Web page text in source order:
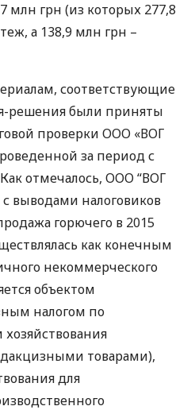
млн ​​грн (из которых 277,8
а 138,9 млн грн –
соответствующие
решения были приняты
проверки ООО «ВОГ
за период с
отмечалось, ООО “ВОГ
с выводами налоговиков
горючего в 2015
как конечным
некоммерческого
объектом
налогом по
товарами),
для